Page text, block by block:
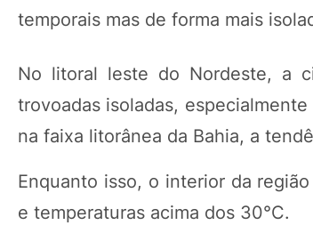
temporais mas de forma mais
No litoral leste do Nordeste, a
trovoadas isoladas,
na faixa litorânea da Bahia, a
Enquanto isso, o interior da
e temperaturas acima dos 30°C.